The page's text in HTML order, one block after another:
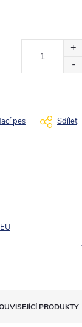
pes Sdílet
PRODUKTY